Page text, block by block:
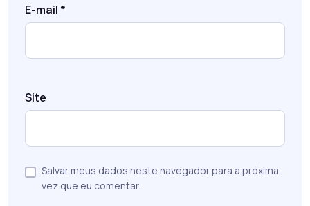
E-mail *
Site
Salvar meus dados neste navegador para a próxima
vez que eu comentar.